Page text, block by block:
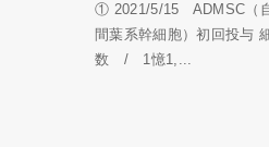
① 2021/5/15 ADMSC（
間葉系幹細胞）初回投与
数 / 1憶1,...